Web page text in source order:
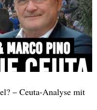
– Ceuta-Analyse mit